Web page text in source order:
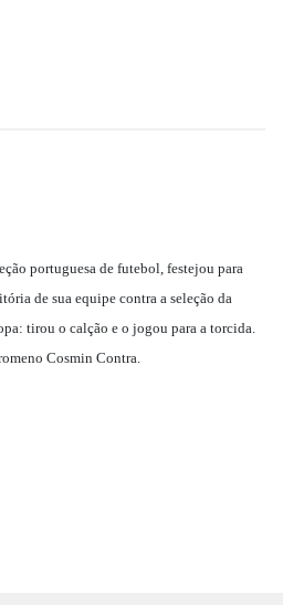
portuguesa de futebol, festejou para
de sua equipe contra a seleção da
tirou o calção e o jogou para a torcida.
Cosmin Contra.